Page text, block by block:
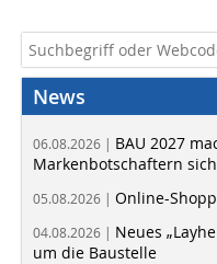
News
06.08.2026 | BAU 2027
Markenbotschaftern
05.08.2026 | Online-
04.08.2026 | Neues
um die Baustelle